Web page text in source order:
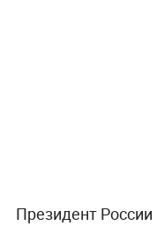
Президент